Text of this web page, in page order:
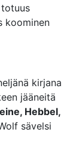
koominen
kirjana
jääneitä
Hebbel,
sävelsi